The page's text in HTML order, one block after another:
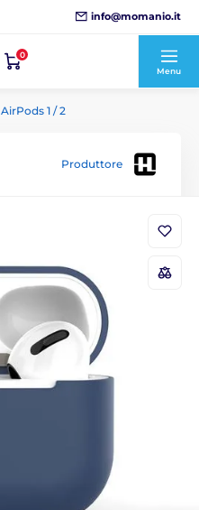
info@momanio.it
0
Menu
AirPods 1 / 2
Produttore